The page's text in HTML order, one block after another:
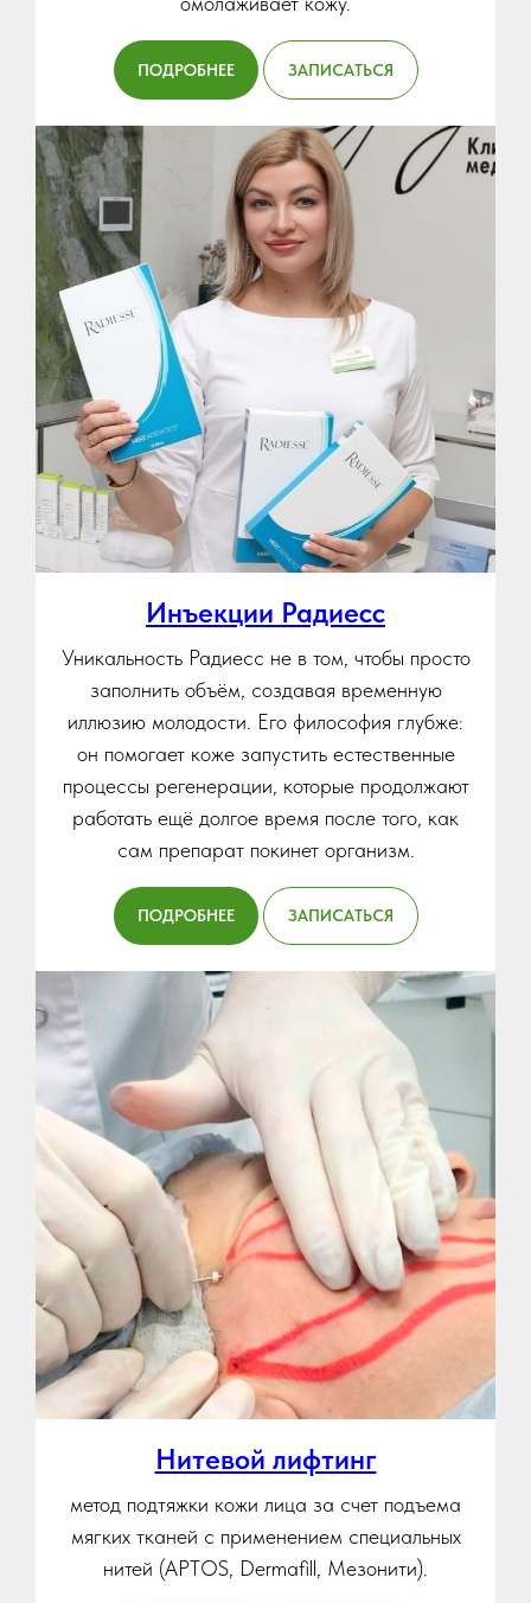
ПОДРОБНЕЕ ЗАПИСАТЬСЯ
Инъекции Радиесс
Уникальность Радиесс не в том, чтобы просто
заполнить объём, создавая временную
иллюзию молодости. Его философия глубже:
он помогает коже запустить естественные
процессы регенерации, которые продолжают
работать ещё долгое время после того, как
сам препарат покинет организм.
ПОДРОБНЕЕ ЗАПИСАТЬСЯ
Нитевой лифтинг
метод подтяжки кожи лица за счет подъема
мягких тканей с применением специальных
нитей (APTOS, Dermafill, Мезонити).